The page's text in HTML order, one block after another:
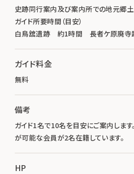
史跡同行案内及び案内所での地元郷
ガイド所要時間（目安）
白鳥舘遺跡 約1時間 長者ケ原廃
ガイド料金
無料
備考
ガイド1名で10名を目安にご案内します
が可能な会員が2名在籍しています。
HP